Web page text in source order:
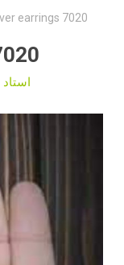
earrings 7020